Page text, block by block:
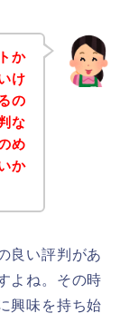
か
け
の
な
め
か
良い評判があ
よね。その時
興味を持ち始